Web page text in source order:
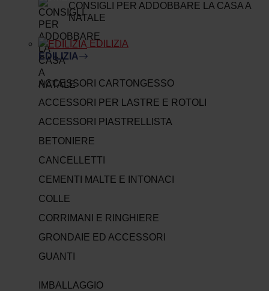
CONSIGLI PER ADDOBBARE LA CASA A
NATALE
EDILIZIA
EDILIZIA
ACCESSORI CARTONGESSO
ACCESSORI PER LASTRE E ROTOLI
ACCESSORI PIASTRELLISTA
BETONIERE
CANCELLETTI
CEMENTI MALTE E INTONACI
COLLE
CORRIMANI E RINGHIERE
GRONDAIE ED ACCESSORI
GUANTI
IMBALLAGGIO